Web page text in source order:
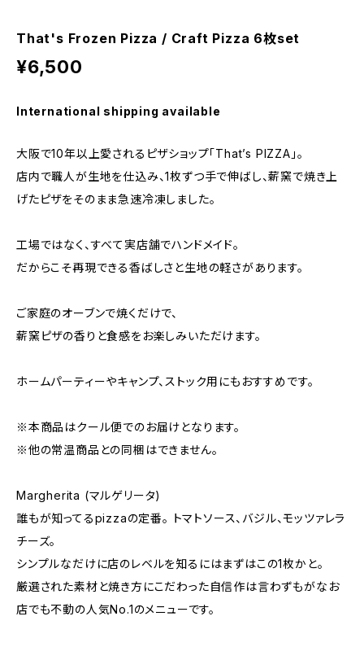
That's Frozen Pizza / Craft Pizza 6枚set
¥6,500
International shipping available
大阪で10年以上愛されるピザショップ「That’s PIZZA」。
店内で職人が生地を仕込み、1枚ずつ手で伸ばし、薪窯で焼き上
げたピザをそのまま急速冷凍しました。
工場ではなく、すべて実店舗でハンドメイド。
だからこそ再現できる香ばしさと生地の軽さがあります。
ご家庭のオーブンで焼くだけで、
薪窯ピザの香りと食感をお楽しみいただけます。
ホームパーティーやキャンプ、ストック用にもおすすめです。
※本商品はクール便でのお届けとなります。
※他の常温商品との同梱はできません。
Margherita (マルゲリータ)
誰もが知ってるpizzaの定番。 トマトソース、バジル、モッツァレラ
チーズ。
シンプルなだけに店のレベルを知るにはまずはこの1枚かと。
厳選された素材と焼き方にこだわった自信作は言わずもがなお
店でも不動の人気No.1のメニューです。